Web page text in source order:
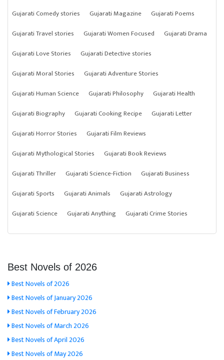
Gujarati Comedy stories
Gujarati Magazine
Gujarati Poems
Gujarati Travel stories
Gujarati Women Focused
Gujarati Drama
Gujarati Love Stories
Gujarati Detective stories
Gujarati Moral Stories
Gujarati Adventure Stories
Gujarati Human Science
Gujarati Philosophy
Gujarati Health
Gujarati Biography
Gujarati Cooking Recipe
Gujarati Letter
Gujarati Horror Stories
Gujarati Film Reviews
Gujarati Mythological Stories
Gujarati Book Reviews
Gujarati Thriller
Gujarati Science-Fiction
Gujarati Business
Gujarati Sports
Gujarati Animals
Gujarati Astrology
Gujarati Science
Gujarati Anything Gujarati Crime Stories
Best Novels of 2026
Best Novels of 2026
Best Novels of January 2026
Best Novels of February 2026
Best Novels of March 2026
Best Novels of April 2026
Best Novels of May 2026